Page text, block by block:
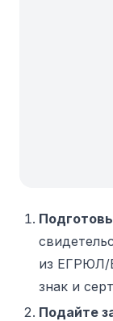
из ЕГРЮЛ/
знак и
Подайте